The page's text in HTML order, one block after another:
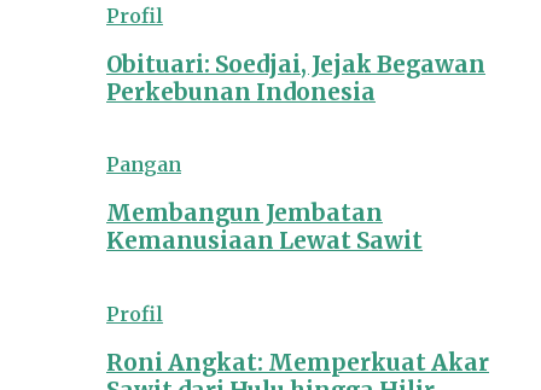
Profil
Obituari: Soedjai, Jejak Begawan
Perkebunan Indonesia
Pangan
Membangun Jembatan
Kemanusiaan Lewat Sawit
Profil
Roni Angkat: Memperkuat Akar